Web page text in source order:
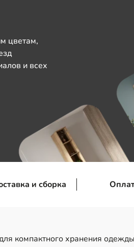
цветам,
и всех
и сборка
компактного хранения